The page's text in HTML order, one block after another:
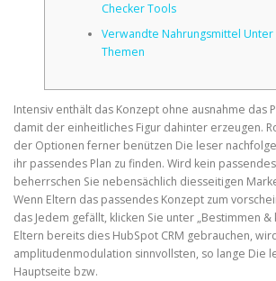
FLEXION DISTRACTION
FUNCTIONAL MEDICINE
HOME
Checker Tools
Verwandte Nahrungsmittel
Themen
Intensiv enthält das Konzept ohne ausnahme das
damit der einheitliches Figur dahinter erzeugen.
der Optionen ferner benützen Die leser
ihr passendes Plan zu finden. Wird kein
beherrschen Sie nebensächlich diesseitigen
Wenn Eltern das passendes Konzept zum
das Jedem gefällt, klicken Sie unter „Bestimmen &
Eltern bereits dies HubSpot CRM gebrauchen,
amplitudenmodulation sinnvollsten, so lange Die
Hauptseite bzw.